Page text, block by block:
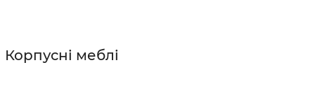
Корпусні меблі